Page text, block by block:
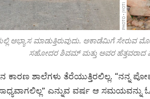
PHOTO • JYOTI
ಮಾಡುತ್ತಿರುವುದು. ಅಕಾಡೆಮಿಗೆ ಸೇರುವ
ಸಹೋದರ ಶಿವಮ್ ಮತ್ತು ಅವರ ಹೆತ್ತವರಾದ
ಕಾರಣ ಶಾಲೆಗಳು ತೆರೆಯುತ್ತಿರಲಿಲ್ಲ.
ಎನ್ನುವ ವರ್ಷ ಆ ಸಮಯವನ್ನು